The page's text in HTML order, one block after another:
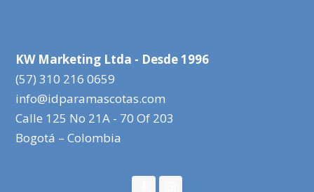
KW Marketing Ltda - Desde 1996
(57) 310 216 0659
info@idparamascotas.com
Calle 125 No 21A - 70 Of 203
Bogotá – Colombia